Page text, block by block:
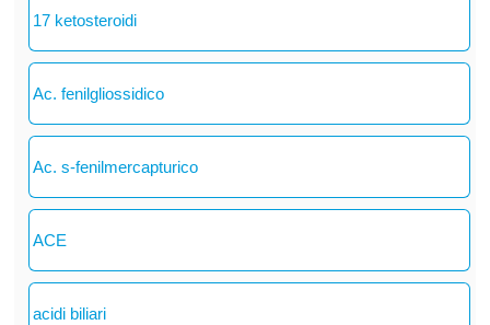
17 ketosteroidi
Ac. fenilgliossidico
Ac. s-fenilmercapturico
ACE
acidi biliari